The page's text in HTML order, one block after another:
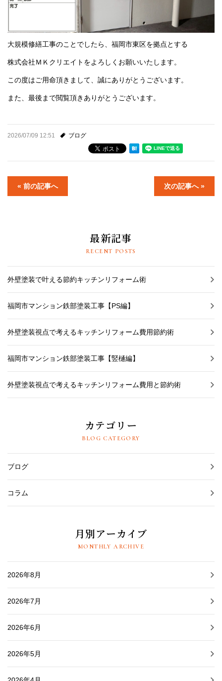
大規模修繕工事のことでしたら、福岡市東区を拠点とする
株式会社ＭＫクリエイトをよろしくお願いいたします。
この度はご用命頂きまして、誠にありがとうございます。
また、最後まで閲覧頂きありがとうございます。
2026/07/09 12:51 ブログ
« 前の記事へ 次の記事へ »
最新記事
RECENT POSTS
外壁塗装で叶える節約キッチンリフォーム術
福岡市マンション鉄部塗装工事【PS編】
外壁塗装視点で考えるキッチンリフォーム費用節約術
福岡市マンション鉄部塗装工事【竪樋編】
外壁塗装視点で考えるキッチンリフォーム費用と節約術
カテゴリー
BLOG CATEGORY
ブログ
コラム
月別アーカイブ
MONTHLY ARCHIVE
2026年8月
2026年7月
2026年6月
2026年5月